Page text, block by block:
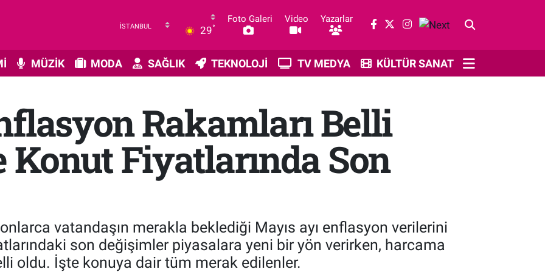
29°
Foto Galeri Video Yazarlar
MÜZİK MODA SAĞLIK TEKNOLOJİ TV MEDYA KÜLTÜR SANAT
Rakamları Belli
Konut Fiyatlarında Son
vatandaşın merakla beklediği Mayıs ayı enflasyon verilerini
son değişimler piyasalara yeni bir yön verirken, harcama
oldu. İşte konuya dair tüm merak edilenler.